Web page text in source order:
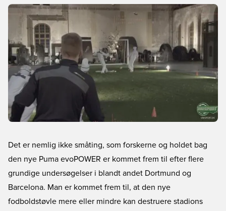
Det er nemlig ikke småting, som forskerne og holdet bag
den nye Puma evoPOWER er kommet frem til efter flere
grundige undersøgelser i blandt andet Dortmund og
Barcelona. Man er kommet frem til, at den nye
fodboldstøvle mere eller mindre kan destruere stadions